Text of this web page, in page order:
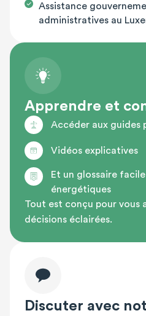
Assistance
administratives au
Apprendre et
Accéder aux guides
Vidéos explicatives
Et un glossaire
énergétiques
Tout est conçu pour vous
décisions éclairées.
Discuter avec